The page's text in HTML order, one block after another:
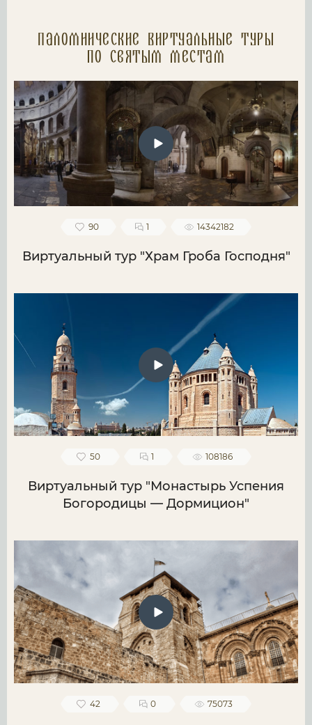
Паломнические Виртуальные туры
по святым местам
90 1 14342182
Виртуальный тур "Храм Гроба Господня"
50 1 108186
Виртуальный тур "Монастырь Успения
Богородицы — Дормицион"
42 0 75073